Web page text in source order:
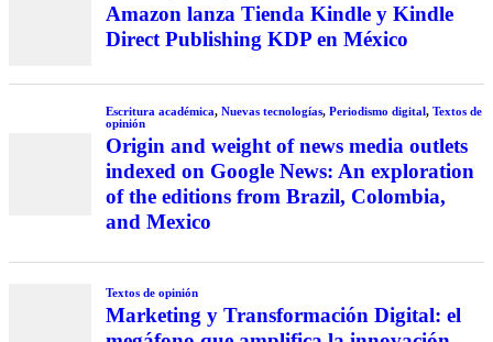
Amazon lanza Tienda Kindle y Kindle
Direct Publishing KDP en México
Escritura académica, Nuevas tecnologías, Periodismo digital, Textos de
opinión
Origin and weight of news media outlets
indexed on Google News: An exploration
of the editions from Brazil, Colombia,
and Mexico
Textos de opinión
Marketing y Transformación Digital: el